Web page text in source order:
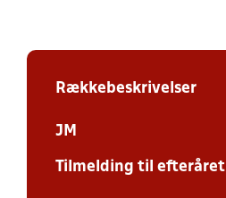
Rækkebeskrivelser
JM
Tilmelding til efteråret